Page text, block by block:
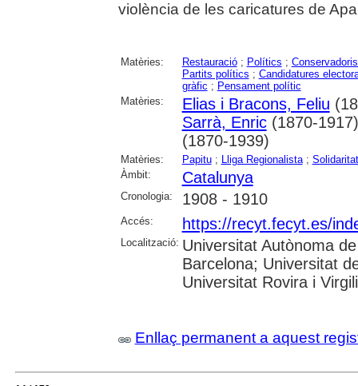
violència de les caricatures de
Matèries: Restauració; Polítics ;
Partits polítics ; Candidatures
gràfic ; Pensament polític
Matèries:
Elias i Bracons, Feliu
Sarrà, Enric(1870-
(1870-1939)
Matèries: Papitu; Lliga Regionalista;
Àmbit:
Catalunya
Cronologia: 1908 - 1910
Accés: https://recyt.fecyt.es/
Localització: Universitat Autònoma
Barcelona; Universitat
Universitat Rovira i Virgili
Enllaç permanent a aquest